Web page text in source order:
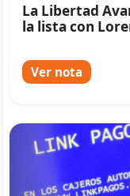
La Libertad
la lista con
Ver nota